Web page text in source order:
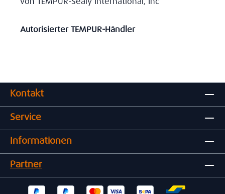
Autorisierter TEMPUR-Händler
Kontakt
Service
Informationen
Partner